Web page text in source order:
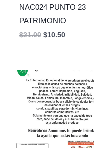
NAC024 PUNTO 23
PATRIMONIO
$21.00 $10.50